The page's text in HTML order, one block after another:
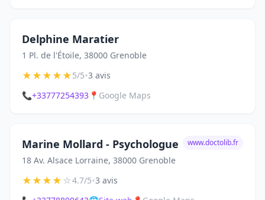
Delphine Maratier
1 Pl. de l'Étoile, 38000 Grenoble
★★★★★5/5•3 avis
📞+33777254393 📍 Google Maps
Marine Mollard - Psychologue
18 Av. Alsace Lorraine, 38000 Grenoble
www.doctolib.fr
★★★★☆4.7/5•3 avis